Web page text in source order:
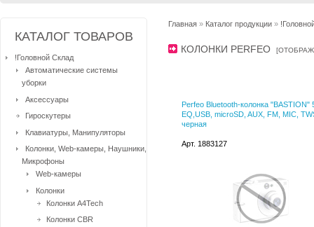
Главная » Каталог продукции »
КОЛОНКИ PERFEO [
Perfeo Bluetooth-колонка "BASTION"
EQ,USB, microSD, AUX, FM, MIC,
черная
Арт. 1883127
КАТАЛОГ ТОВАРОВ
!Головной Склад
Автоматические системы
уборки
Аксессуары
Гироскутеры
Клавиатуры, Манипуляторы
Колонки, Web-камеры, Наушники,
Микрофоны
Web-камеры
Колонки
Колонки A4Tech
Колонки CBR